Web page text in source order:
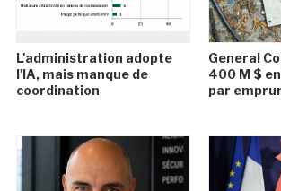
L'administration adopte
l'IA, mais manque de
coordination
General
400 M $
par